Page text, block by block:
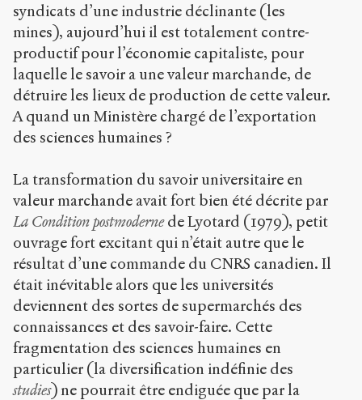
syndicats d’une industrie déclinante (les
mines), aujourd’hui il est totalement contre-
productif pour l’économie capitaliste, pour
laquelle le savoir a une valeur marchande, de
détruire les lieux de production de cette valeur.
A quand un Ministère chargé de l’exportation
des sciences humaines ?
La transformation du savoir universitaire en
valeur marchande avait fort bien été décrite par
La Condition postmodernede Lyotard (1979), petit
ouvrage fort excitant qui n’était autre que le
résultat d’une commande du CNRS canadien. Il
était inévitable alors que les universités
deviennent des sortes de supermarchés des
connaissances et des savoir-faire. Cette
fragmentation des sciences humaines en
particulier (la diversification indéfinie des
studies) ne pourrait être endiguée que par la